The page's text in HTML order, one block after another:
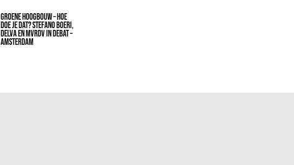
GROENE HOOGBOUW – HOE
DOE JE DAT? STEFANO BOERI,
DELVA EN MVRDV IN DEBAT –
AMSTERDAM